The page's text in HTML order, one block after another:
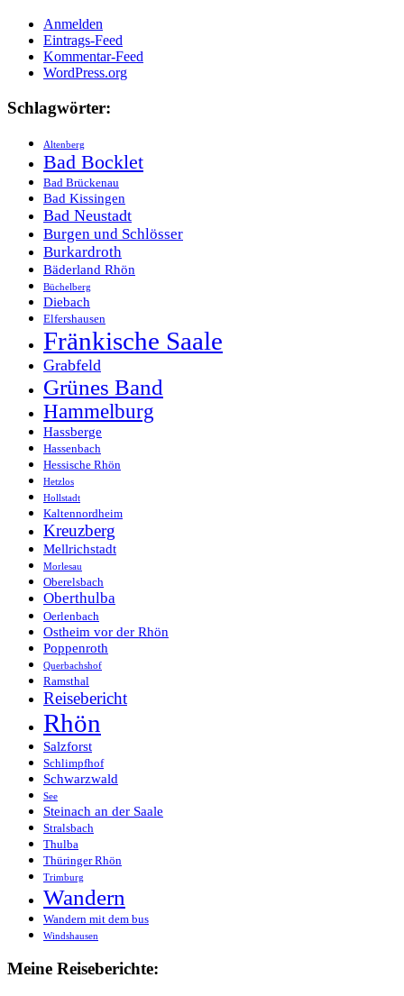
Anmelden
Eintrags-Feed
Kommentar-Feed
WordPress.org
Schlagwörter:
Altenberg
Bad Bocklet
Bad Brückenau
Bad Kissingen
Bad Neustadt
Burgen und Schlösser
Burkardroth
Bäderland Rhön
Büchelberg
Diebach
Elfershausen
Fränkische Saale
Grabfeld
Grünes Band
Hammelburg
Hassberge
Hassenbach
Hessische Rhön
Hetzlos
Hollstadt
Kaltennordheim
Kreuzberg
Mellrichstadt
Morlesau
Oberelsbach
Oberthulba
Oerlenbach
Ostheim vor der Rhön
Poppenroth
Querbachshof
Ramsthal
Reisebericht
Rhön
Salzforst
Schlimpfhof
Schwarzwald
See
Steinach an der Saale
Stralsbach
Thulba
Thüringer Rhön
Trimburg
Wandern
Wandern mit dem bus
Windshausen
Meine Reiseberichte: